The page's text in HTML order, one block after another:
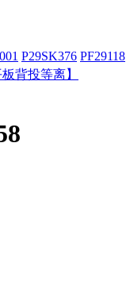
P29SK376 PF29118
板背投等离】